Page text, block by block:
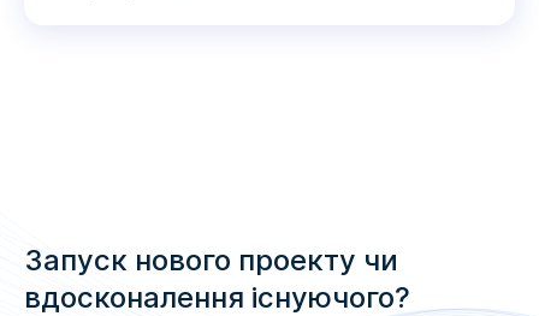
Запуск нового проекту чи
вдосконалення існуючого?